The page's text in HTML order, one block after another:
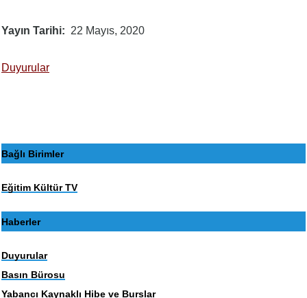
Yayın Tarihi 22 Mayıs, 2020
Duyurular
Bağlı Birimler
Eğitim Kültür TV
Haberler
Duyurular
Basın Bürosu
Yabancı Kaynaklı Hibe ve Burslar